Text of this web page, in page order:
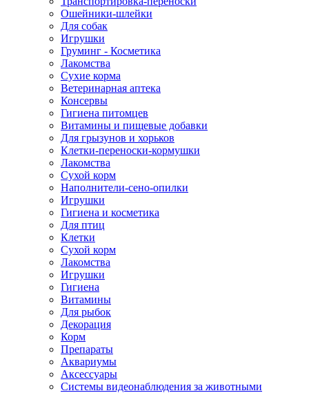
Ошейники-шлейки
Для собак
Игрушки
Груминг - Косметика
Лакомства
Сухие корма
Ветеринарная аптека
Консервы
Гигиена питомцев
Витамины и пищевые добавки
Для грызунов и хорьков
Клетки-переноски-кормушки
Лакомства
Сухой корм
Наполнители-сено-опилки
Игрушки
Гигиена и косметика
Для птиц
Клетки
Сухой корм
Лакомства
Игрушки
Гигиена
Витамины
Для рыбок
Декорация
Корм
Препараты
Аквариумы
Аксессуары
Cистемы видеонаблюдения за животными